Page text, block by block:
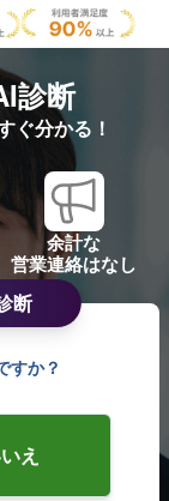
診断
ぐ分かる！
余計な
営業連絡はなし
断
すか？
え